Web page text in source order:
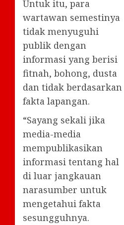
Untuk itu, para
wartawan semestinya
tidak menyuguhi
publik dengan
informasi yang berisi
fitnah, bohong, dusta
dan tidak berdasarkan
fakta lapangan.
“Sayang sekali jika
media-media
mempublikasikan
informasi tentang hal
di luar jangkauan
narasumber untuk
mengetahui fakta
sesungguhnya.